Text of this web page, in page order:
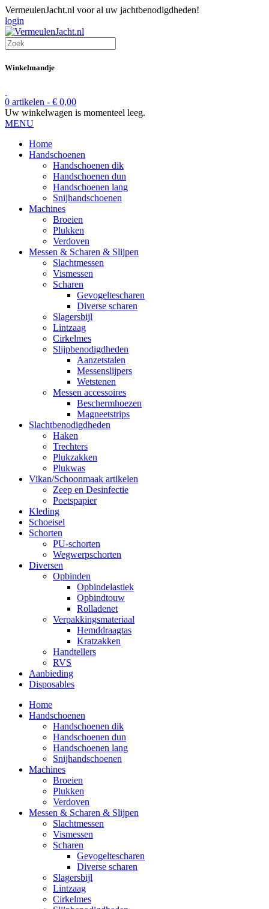
VermeulenJacht.nl voor al uw jachtbenodigdheden!
login
Winkelmandje
0 artikelen - € 0,00
Uw winkelwagen is momenteel leeg.
MENU
Home
Handschoenen
Handschoenen dik
Handschoenen dun
Handschoenen lang
Snijhandschoenen
Machines
Broeien
Plukken
Verdoven
Messen & Scharen & Slijpen
Slachtmessen
Vismessen
Scharen
Gevogeltescharen
Diverse scharen
Slagersbijl
Lintzaag
Cirkelmes
Slijpbenodigdheden
Aanzetstalen
Messenslijpers
Wetstenen
Messen accessoires
Beschermhoezen
Magneetstrips
Slachtbenodigdheden
Haken
Trechters
Plukzakken
Plukwas
Vikan/Schoonmaak artikelen
Zeep en Desinfectie
Poetspapier
Kleding
Schoeisel
Schorten
PU-schorten
Wegwerpschorten
Diversen
Opbinden
Opbindelastiek
Opbindtouw
Rolladenet
Verpakkingsmateriaal
Hemddraagtas
Kratzakken
Handtellers
RVS
Aanbieding
Disposables
Home
Handschoenen
Handschoenen dik
Handschoenen dun
Handschoenen lang
Snijhandschoenen
Machines
Broeien
Plukken
Verdoven
Messen & Scharen & Slijpen
Slachtmessen
Vismessen
Scharen
Gevogeltescharen
Diverse scharen
Slagersbijl
Lintzaag
Cirkelmes